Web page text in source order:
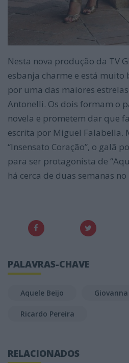
Nesta nova produção da TV
esbanja charme e está muito
por uma das maiores
Antonelli. Os dois formam o
novela e prometem dar que
escrita por Miguel Falabella.
“Insensato Coração”, o galã
para ser protagonista de
há cerca de duas semanas
PALAVRAS-CHAVE
Aquele Beijo
Ricardo Pereira
RELACIONADOS